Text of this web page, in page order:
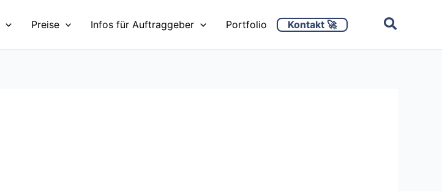
Preise Infos für Auftraggeber Portfolio Kontakt 🚀